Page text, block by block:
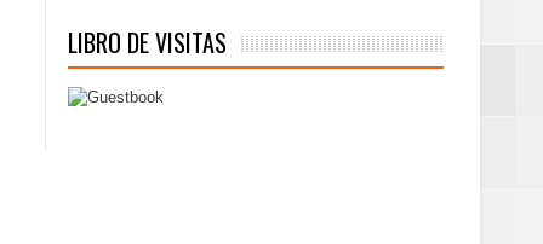
LIBRO DE VISITAS